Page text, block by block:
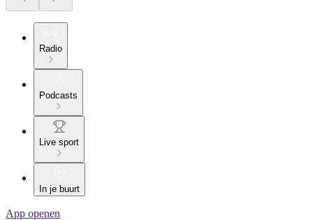
Radio
Podcasts
Live sport
In je buurt
App openen